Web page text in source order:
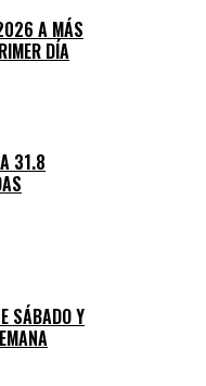
A MÁS
DÍA
31.8
SÁBADO Y